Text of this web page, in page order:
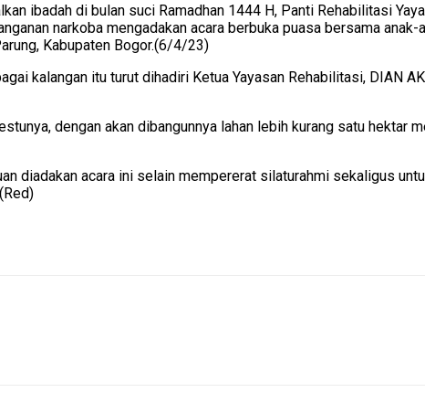
ibadah di bulan suci Ramadhan 1444 H, Panti Rehabilitasi
narkoba mengadakan acara berbuka puasa bersama
Kabupaten Bogor.(6/4/23)
kalangan itu turut dihadiri Ketua Yayasan Rehabilitasi, DIAN
dengan akan dibangunnya lahan lebih kurang satu hektar
diadakan acara ini selain mempererat silaturahmi sekaligus